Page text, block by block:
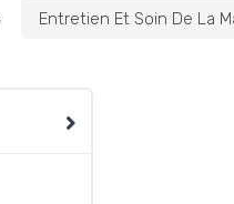
Entretien Et Soin De La